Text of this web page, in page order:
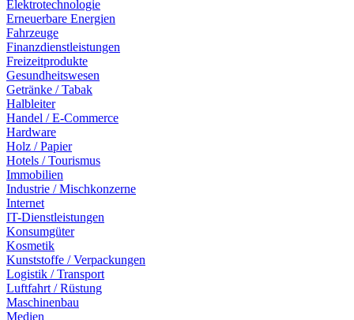
Elektrotechnologie
Erneuerbare Energien
Fahrzeuge
Finanzdienstleistungen
Freizeitprodukte
Gesundheitswesen
Getränke / Tabak
Halbleiter
Handel / E-Commerce
Hardware
Holz / Papier
Hotels / Tourismus
Immobilien
Industrie / Mischkonzerne
Internet
IT-Dienstleistungen
Konsumgüter
Kosmetik
Kunststoffe / Verpackungen
Logistik / Transport
Luftfahrt / Rüstung
Maschinenbau
Medien